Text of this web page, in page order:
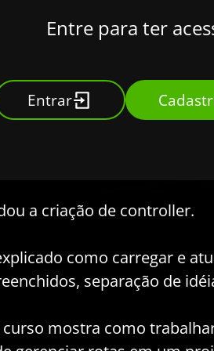
Entre para ter
Entrar
a criação de controller.
como carregar e
separação de
mostra como